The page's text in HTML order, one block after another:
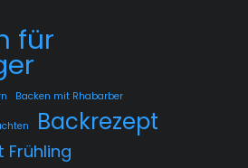
für
Backen mit Rhabarber
Backrezept
Frühling